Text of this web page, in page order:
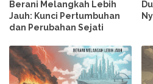
Berani Melangkah Lebih
Jauh: Kunci Pertumbuhan
dan Perubahan Sejati